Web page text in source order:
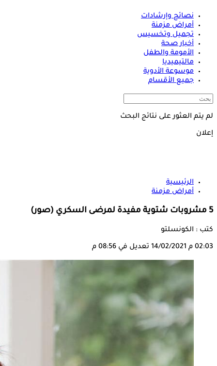
نصائح وإرشادات
أمراض مزمنة
تجميل وتخسيس
أخبار صحة
الأمومة والطفل
مالتيميديا
موسوعة الأدوية
جميع الأقسام
لم يتم العثور على نتائج البحث
إعلان
الرئيسية
أمراض مزمنة
5 مشروبات شتوية مفيدة لمرضى السكري (صور)
كتب : الكونسلتو
02:03 م 14/02/2021 تعديل في 08:56 م